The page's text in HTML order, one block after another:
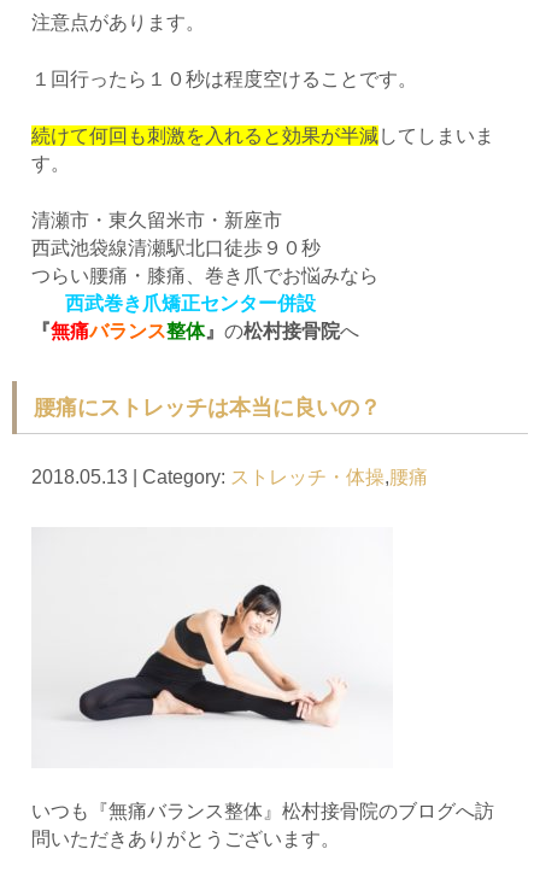
注意点があります。
１回行ったら１０秒は程度空けることです。
続けて何回も刺激を入れると効果が半減してしまいま
す。
清瀬市・東久留米市・新座市
西武池袋線清瀬駅北口徒歩９０秒
つらい腰痛・膝痛、巻き爪でお悩みなら
西武巻き爪矯正センター併設
『無痛バランス整体』 の松村接骨院へ
腰痛にストレッチは本当に良いの？
2018.05.13 | Category: ストレッチ・体操,腰痛
いつも『無痛バランス整体』松村接骨院のブログへ訪
問いただきありがとうございます。